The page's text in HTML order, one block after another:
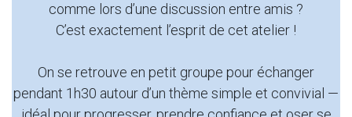
comme lors d’une discussion entre amis ?
C’est exactement l’esprit de cet atelier !
On se retrouve en petit groupe pour échanger
pendant 1h30 autour d’un thème simple et convivial —